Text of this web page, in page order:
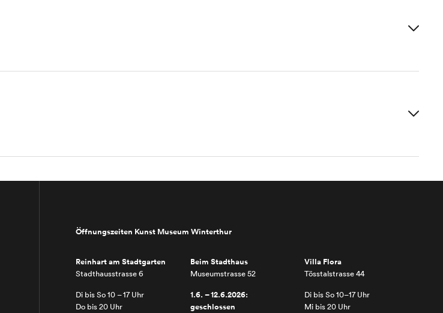
Öffnungszeiten Kunst Museum Winterthur
Reinhart am Stadtgarten
Stadthausstrasse 6
Di bis So 10 – 17 Uhr
Do bis 20 Uhr
Beim Stadthaus
Museumstrasse 52
1.6. – 12.6.2026:
geschlossen
Villa Flora
Tösstalstrasse 44
Di bis So 10–17 Uhr
Mi bis 20 Uhr